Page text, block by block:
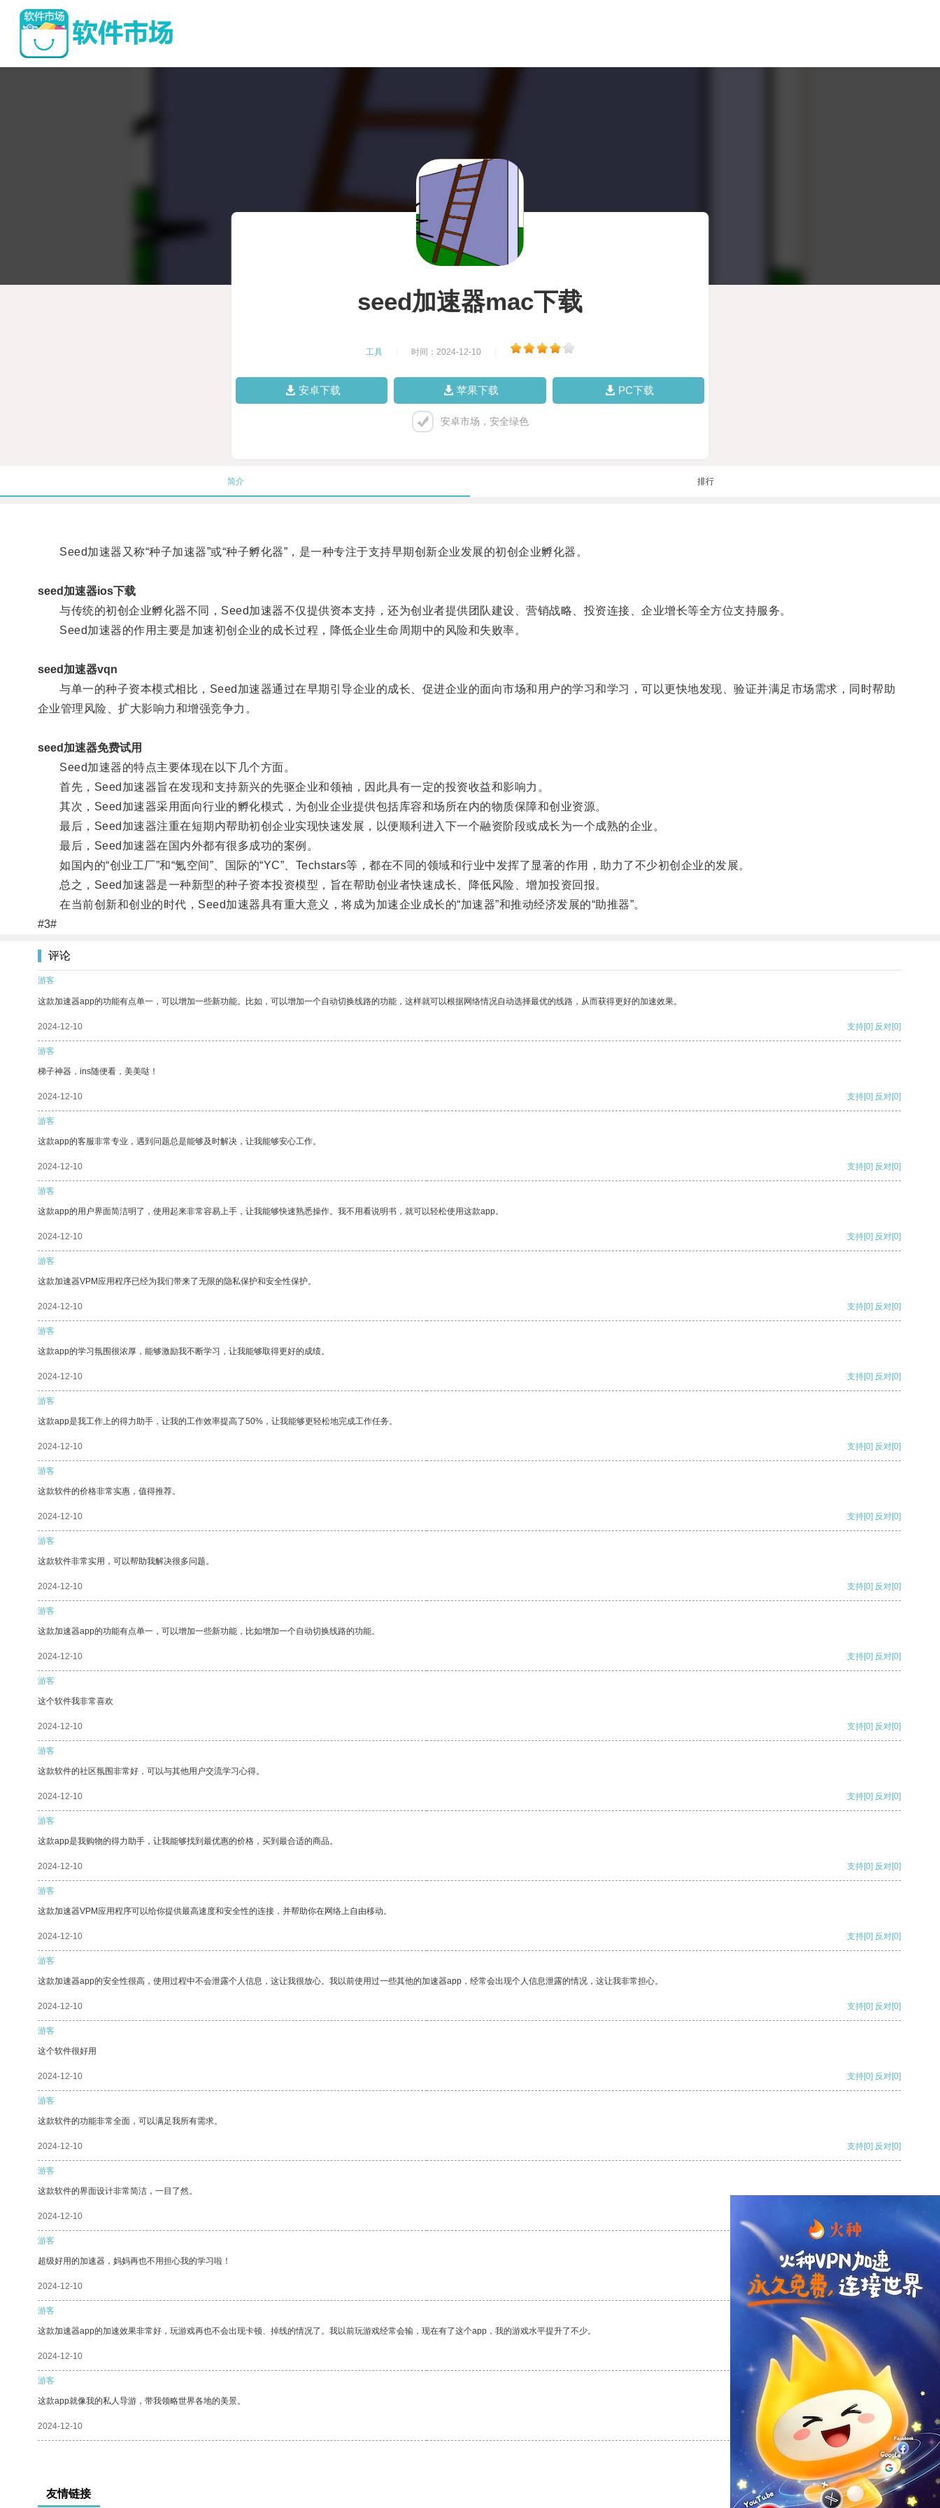
seed加速器mac下载
工具 时间：2024-12-10
安卓下载 苹果下载 PC下载
安卓市场，安全绿色
简介 排行
Seed加速器又称“种子加速器”或“种子孵化器”，是一种专注于支持早期创新企业发展的初创企业孵化器。
seed加速器ios下载
与传统的初创企业孵化器不同，Seed加速器不仅提供资本支持，还为创业者提供团队建设、营销战略、投资连接、企业增长等全方位支持服务。
Seed加速器的作用主要是加速初创企业的成长过程，降低企业生命周期中的风险和失败率。
seed加速器vqn
与单一的种子资本模式相比，Seed加速器通过在早期引导企业的成长、促进企业的面向市场和用户的学习和学习，可以更快地发现、验证并满足市场需求，同时帮助
企业管理风险、扩大影响力和增强竞争力。
seed加速器免费试用
Seed加速器的特点主要体现在以下几个方面。
首先，Seed加速器旨在发现和支持新兴的先驱企业和领袖，因此具有一定的投资收益和影响力。
其次，Seed加速器采用面向行业的孵化模式，为创业企业提供包括库容和场所在内的物质保障和创业资源。
最后，Seed加速器注重在短期内帮助初创企业实现快速发展，以便顺利进入下一个融资阶段或成长为一个成熟的企业。
最后，Seed加速器在国内外都有很多成功的案例。
如国内的“创业工厂”和“氪空间”、国际的“YC”、Techstars等，都在不同的领域和行业中发挥了显著的作用，助力了不少初创企业的发展。
总之，Seed加速器是一种新型的种子资本投资模型，旨在帮助创业者快速成长、降低风险、增加投资回报。
在当前创新和创业的时代，Seed加速器具有重大意义，将成为加速企业成长的“加速器”和推动经济发展的“助推器”。
#3#
评论
游客
这款加速器app的功能有点单一，可以增加一些新功能。比如，可以增加一个自动切换线路的功能，这样就可以根据网络情况自动选择最优的线路，从而获得更好的加速效果。
2024-12-10 支持[0] 反对[0]
游客
梯子神器，ins随便看，美美哒！
2024-12-10 支持[0] 反对[0]
游客
这款app的客服非常专业，遇到问题总是能够及时解决，让我能够安心工作。
2024-12-10 支持[0] 反对[0]
游客
这款app的用户界面简洁明了，使用起来非常容易上手，让我能够快速熟悉操作。我不用看说明书，就可以轻松使用这款app。
2024-12-10 支持[0] 反对[0]
游客
这款加速器VPM应用程序已经为我们带来了无限的隐私保护和安全性保护。
2024-12-10 支持[0] 反对[0]
游客
这款app的学习氛围很浓厚，能够激励我不断学习，让我能够取得更好的成绩。
2024-12-10 支持[0] 反对[0]
游客
这款app是我工作上的得力助手，让我的工作效率提高了50%，让我能够更轻松地完成工作任务。
2024-12-10 支持[0] 反对[0]
游客
这款软件的价格非常实惠，值得推荐。
2024-12-10 支持[0] 反对[0]
游客
这款软件非常实用，可以帮助我解决很多问题。
2024-12-10 支持[0] 反对[0]
游客
这款加速器app的功能有点单一，可以增加一些新功能，比如增加一个自动切换线路的功能。
2024-12-10 支持[0] 反对[0]
游客
这个软件我非常喜欢
2024-12-10 支持[0] 反对[0]
游客
这款软件的社区氛围非常好，可以与其他用户交流学习心得。
2024-12-10 支持[0] 反对[0]
游客
这款app是我购物的得力助手，让我能够找到最优惠的价格，买到最合适的商品。
2024-12-10 支持[0] 反对[0]
游客
这款加速器VPM应用程序可以给你提供最高速度和安全性的连接，并帮助你在网络上自由移动。
2024-12-10 支持[0] 反对[0]
游客
这款加速器app的安全性很高，使用过程中不会泄露个人信息，这让我很放心。我以前使用过一些其他的加速器app，经常会出现个人信息泄露的情况，这让我非常担心。
2024-12-10 支持[0] 反对[0]
游客
这个软件很好用
2024-12-10 支持[0] 反对[0]
游客
这款软件的功能非常全面，可以满足我所有需求。
2024-12-10 支持[0] 反对[0]
游客
这款软件的界面设计非常简洁，一目了然。
2024-12-10
游客
超级好用的加速器，妈妈再也不用担心我的学习啦！
2024-12-10 支持 [0] 反对[0]
游客
这款加速器app的加速效果非常好，玩游戏再也不会出现卡顿、掉线的情况了。我以前玩游戏经常会输，现在有了这个app，我的游戏水平提升了不少。
2024-12-10 支持[0] 反对
游客
这款app就像我的私人导游，带我领略世界各地的美景。
2024-12-10 支持[0] 反对[0]
友情链接